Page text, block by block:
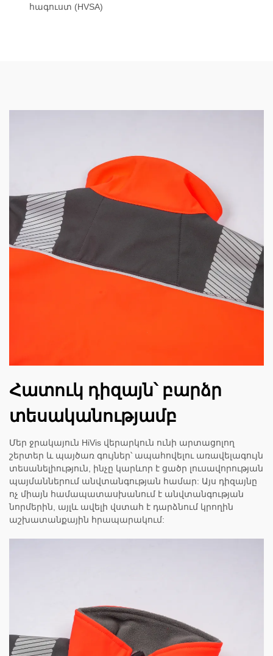
հագուստ (HVSA)
Հատուկ դիզայն՝ բարձր
տեսականությամբ
Մեր ջրակայուն HiVis վերարկուն ունի արտացոլող
շերտեր և պայծառ գույներ՝ ապահովելու առավելագույն
տեսանելիություն, ինչը կարևոր է ցածր լուսավորության
պայմաններում անվտանգության համար: Այս դիզայնը
ոչ միայն համապատասխանում է անվտանգության
նորմերին, այլև ավելի վստահ է դարձնում կրողին
աշխատանքային հրապարակում: